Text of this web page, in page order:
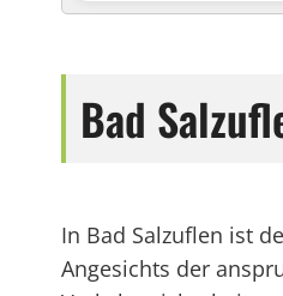
Bad
In Bad Salzuflen ist
Angesichts der